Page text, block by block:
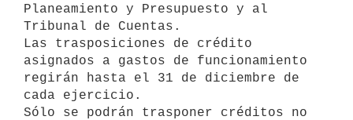
Planeamiento y Presupuesto y al
Tribunal de Cuentas.
Las trasposiciones de crédito
asignados a gastos de funcionamiento
regirán hasta el 31 de diciembre de
cada ejercicio.
Sólo se podrán trasponer créditos no